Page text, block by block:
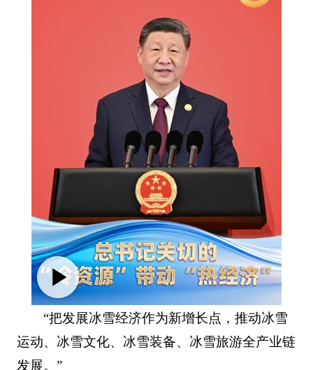
“把发展冰雪经济作为新增长点，推动冰雪
运动、冰雪文化、冰雪装备、冰雪旅游全产业链
发展。”